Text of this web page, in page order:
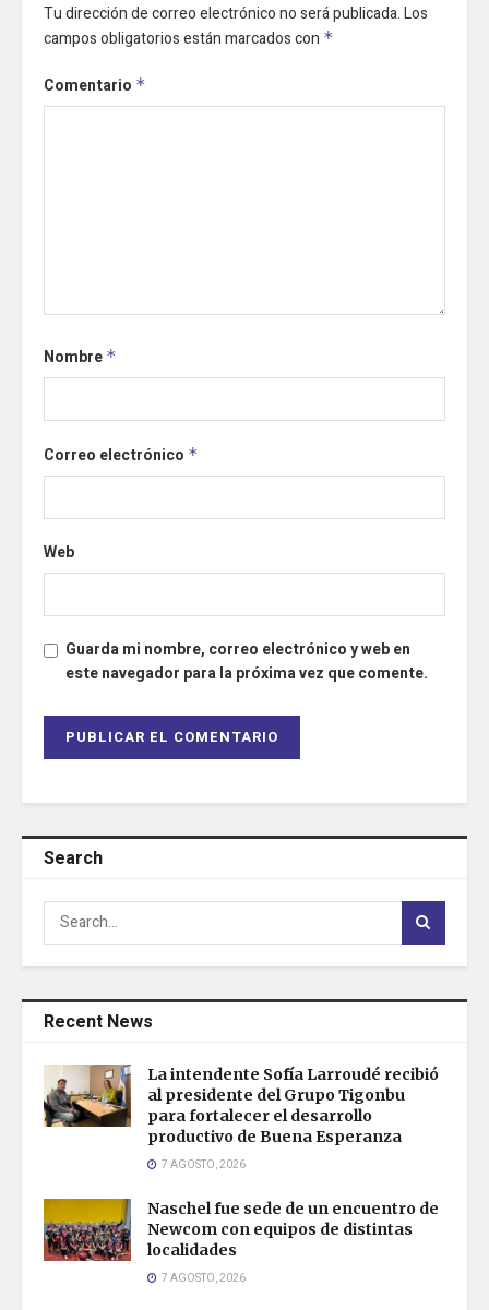
Tu dirección de correo electrónico no será publicada.Los
campos obligatorios están marcados con *
Comentario *
Nombre *
Correo electrónico *
Web
Guarda mi nombre, correo electrónico y web en
este navegador para la próxima vez que comente.
Search
Recent News
La intendente Sofía Larroudé recibió
al presidente del Grupo Tigonbu
para fortalecer el desarrollo
productivo de Buena Esperanza
7 AGOSTO, 2026
Naschel fue sede de un encuentro de
Newcom con equipos de distintas
localidades
7 AGOSTO, 2026